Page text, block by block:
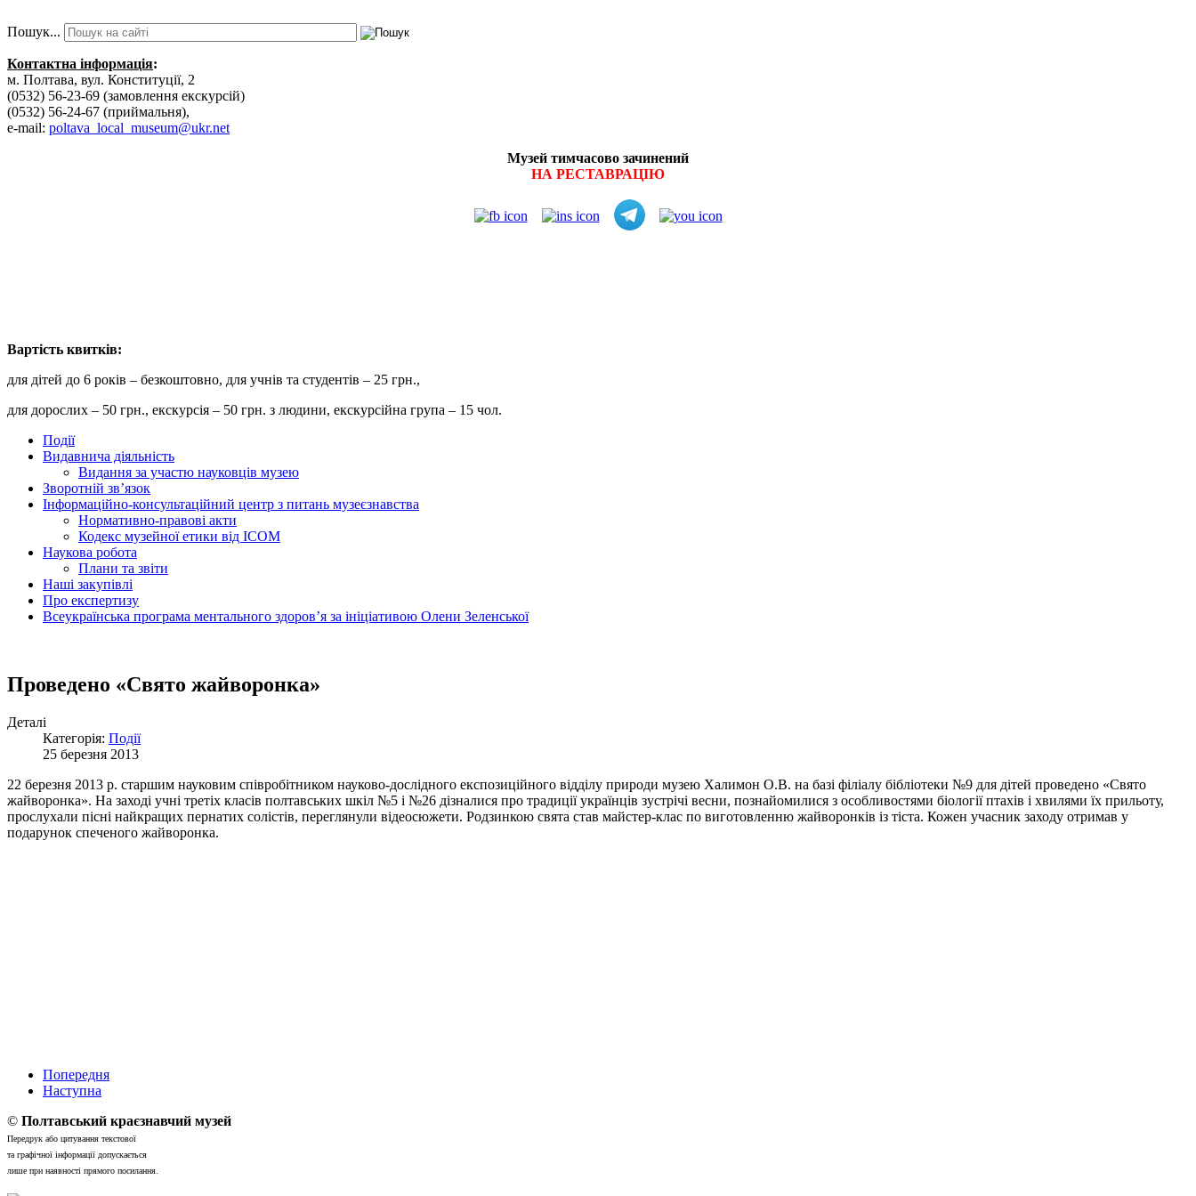
Пошук...
Контактна інформація:
м. Полтава, вул. Конституції, 2
(0532) 56-23-69 (замовлення екскурсій)
(0532) 56-24-67 (приймальня),
e-mail: poltava_local_museum@ukr.net
Музей тимчасово зачинений
НА РЕСТАВРАЦІЮ
Вартість квитків:
для дітей до 6 років – безкоштовно, для учнів та студентів – 25 грн.,
для дорослих – 50 грн., екскурсія – 50 грн. з людини, екскурсійна група – 15 чол.
Події
Видавнича діяльність
Видання за участю науковців музею
Зворотній зв’язок
Інформаційно-консультаційний центр з питань музеєзнавства
Нормативно-правові акти
Кодекс музейної етики від ІСОМ
Наукова робота
Плани та звіти
Наші закупівлі
Про експертизу
Всеукраїнська програма ментального здоров’я за ініціативою Олени Зеленської
Проведено «Свято жайворонка»
Деталі
Категорія: Події
25 березня 2013
22 березня 2013 р. старшим науковим співробітником науково-дослідного експозиційного відділу природи музею Халимон О.В. на базі філіалу бібліотеки №9 для дітей проведено «Свято
жайворонка». На заході учні третіх класів полтавських шкіл №5 і №26 дізналися про традиції українців зустрічі весни, познайомилися з особливостями біології птахів і хвилями їх прильоту,
прослухали пісні найкращих пернатих солістів, переглянули відеосюжети. Родзинкою свята став майстер-клас по виготовленню жайворонків із тіста. Кожен учасник заходу отримав у
подарунок спеченого жайворонка.
Попередня
Наступна
© Полтавський краєзнавчий музей
Передрук або цитування текстової
та графічної інформації допускається
лише при наявності прямого посилання.